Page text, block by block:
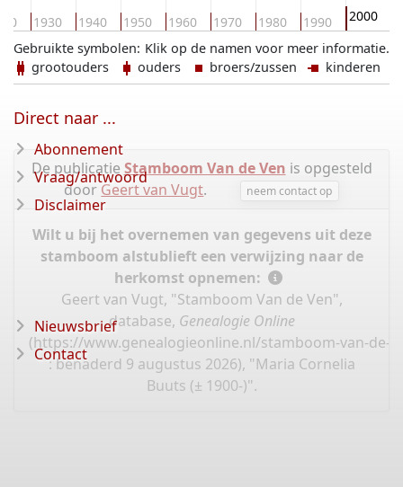
1930 1940 1950 1960 1970 1980 1990 2000
Klik op de namen voor meer informatie.
Gebruikte symbolen:
grootouders
ouders broers/zussen kinderen
De publicatie Stamboom Van de Ven is opgesteld
door Geert van Vugt. neem contact op
Wilt u bij het overnemen van gegevens uit deze
stamboom alstublieft een verwijzing naar de
herkomst opnemen:
Geert van Vugt, "Stamboom Van de Ven",
database, Genealogie Online
(https://www.genealogieonline.nl/stamboom-van-de-
: benaderd 9 augustus 2026), "Maria Cornelia
Buuts (± 1900-)".
Direct naar ...
Abonnement
Vraag/antwoord
Disclaimer
Nieuwsbrief
Contact